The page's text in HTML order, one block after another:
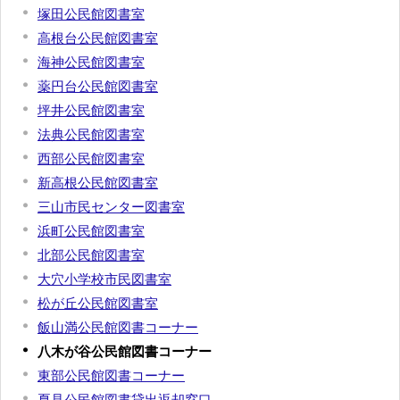
塚田公民館図書室
高根台公民館図書室
海神公民館図書室
薬円台公民館図書室
坪井公民館図書室
法典公民館図書室
西部公民館図書室
新高根公民館図書室
三山市民センター図書室
浜町公民館図書室
北部公民館図書室
大穴小学校市民図書室
松が丘公民館図書室
飯山満公民館図書コーナー
八木が谷公民館図書コーナー
東部公民館図書コーナー